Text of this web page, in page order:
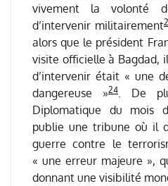
vivement la volonté
d’intervenir militairement
alors que le président
visite officielle à Bagdad,
d’intervenir était « une
dangereuse »24. De
Diplomatique du mois
publie une tribune où il
guerre contre le
« une erreur majeure »,
donnant une visibilité